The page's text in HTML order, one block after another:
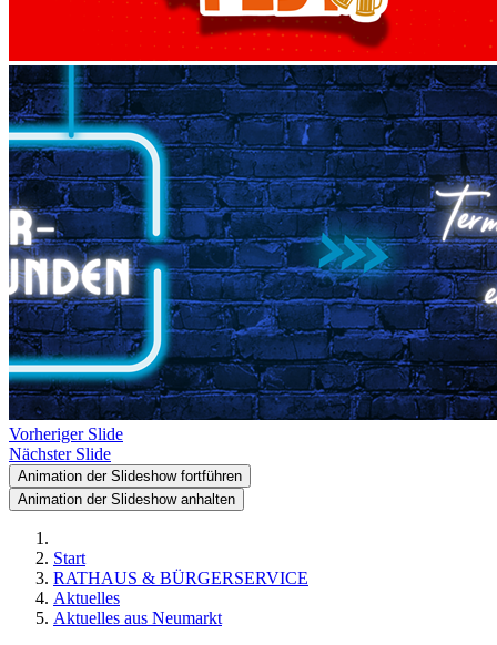
Vorheriger Slide
Nächster Slide
Animation der Slideshow fortführen
Animation der Slideshow anhalten
Start
RATHAUS & BÜRGERSERVICE
Aktuelles
Aktuelles aus Neumarkt